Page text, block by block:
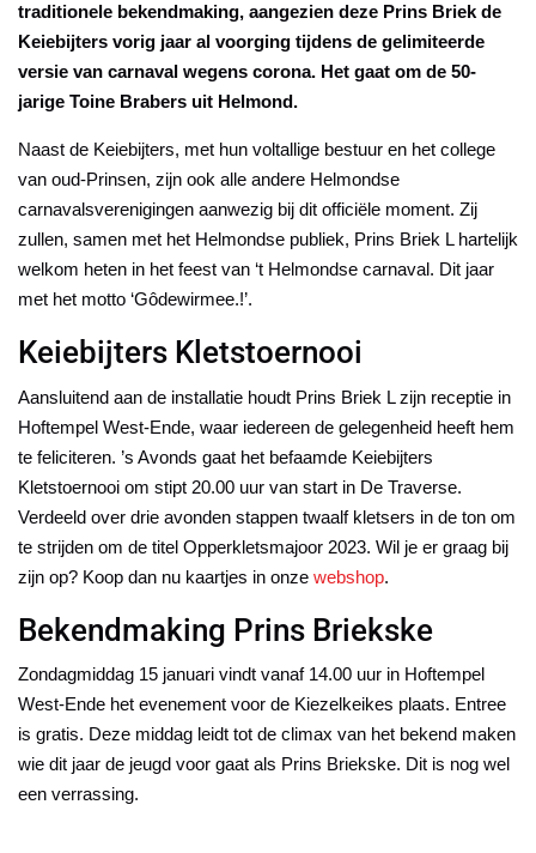
traditionele bekendmaking, aangezien deze Prins Briek de
Keiebijters vorig jaar al voorging tijdens de gelimiteerde
versie van carnaval wegens corona. Het gaat om de 50-
jarige Toine Brabers uit Helmond.
Naast de Keiebijters, met hun voltallige bestuur en het college
van oud-Prinsen, zijn ook alle andere Helmondse
carnavalsverenigingen aanwezig bij dit officiële moment. Zij
zullen, samen met het Helmondse publiek, Prins Briek L hartelijk
welkom heten in het feest van ‘t Helmondse carnaval. Dit jaar
met het motto ‘Gôdewirmee.!’.
Keiebijters Kletstoernooi
Aansluitend aan de installatie houdt Prins Briek L zijn receptie in
Hoftempel West-Ende, waar iedereen de gelegenheid heeft hem
te feliciteren. ’s Avonds gaat het befaamde Keiebijters
Kletstoernooi om stipt 20.00 uur van start in De Traverse.
Verdeeld over drie avonden stappen twaalf kletsers in de ton om
te strijden om de titel Opperkletsmajoor 2023. Wil je er graag bij
zijn op? Koop dan nu kaartjes in onze webshop.
Bekendmaking Prins Briekske
Zondagmiddag 15 januari vindt vanaf 14.00 uur in Hoftempel
West-Ende het evenement voor de Kiezelkeikes plaats. Entree
is gratis. Deze middag leidt tot de climax van het bekend maken
wie dit jaar de jeugd voor gaat als Prins Briekske. Dit is nog wel
een verrassing.